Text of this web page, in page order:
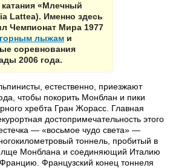
катания «Млечный
Lattea). Именно здесь
Чемпионат Мира 1977
горным лыжам и
соревнования
2006 года.
естественно, приезжают
чтобы покорить Монблан и пики
хребта Гран Жорасс. Главная
достопримечательность этого
— «восьмое чудо света» —
тоннель, пробитый в
Монблана и соединяющий Италию
Французский конец тоннеля